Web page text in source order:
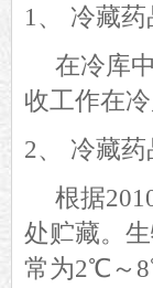
1、 冷藏
在冷库
收工作在冷
2、 冷藏
根据
处贮藏。
常为2℃～